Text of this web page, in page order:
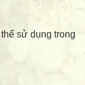
sử dụng trong